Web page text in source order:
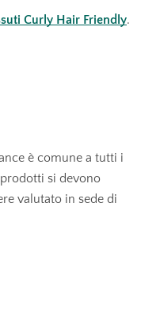
Curly Hair Friendly.
è comune a tutti i
si devono
valutato in sede di